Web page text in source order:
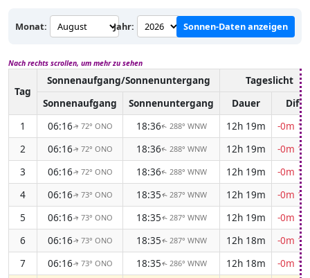
Monat: Jahr: Sonnen-Daten anzeigen
Nach rechts scrollen, um mehr zu sehen
Tag
Sonnenaufgang/Sonnenuntergang
Tageslicht
Sonnenaufgang
Sonnenuntergang Dauer
Diff.
1
06:16↑ 72° ONO 18:36↑ 288° WNW 12h 19m
-0m
2
06:16↑ 72° ONO 18:36↑ 288° WNW 12h 19m
-0m
3
06:16↑ 72° ONO 18:36↑ 288° WNW 12h 19m
-0m
4
06:16↑ 73° ONO 18:35↑ 287° WNW 12h 19m
-0m
5
06:16↑ 73° ONO 18:35↑ 287° WNW 12h 19m
-0m
6
06:16↑ 73° ONO 18:35↑ 287° WNW 12h 18m
-0m
7
06:16↑ 73° ONO 18:35↑ 286° WNW 12h 18m
-0m